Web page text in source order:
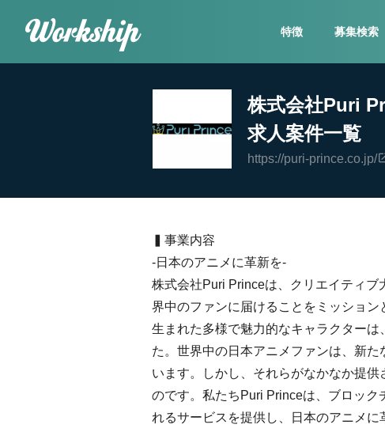
特徴 募集検索
株式会社Puri
求人案件一覧
https://puri-prince.co.jp/
▍事業内容
-日本のアニメに革新を-
株式会社Puri Princeは、クリエイティ
界中のファンに届けることをミッショ
生まれた多様で魅力的なキャラクター
た。世界中の日本アニメファンは、新
います。しかし、それらがなかなか提
のです。私たちPuri Princeは、ブロッ
れるサービスを提供し、日本のアニメに